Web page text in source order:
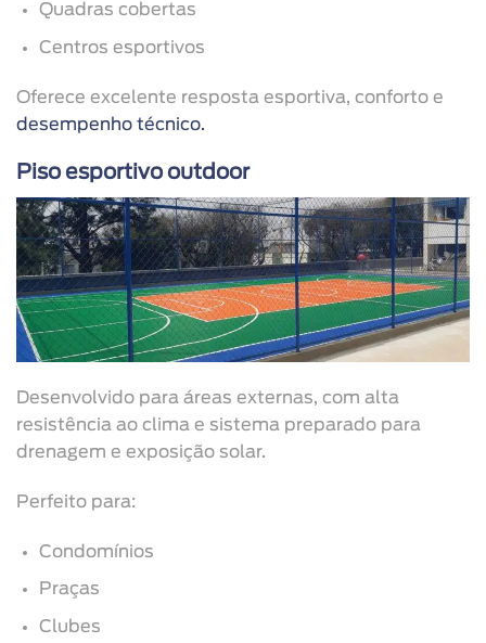
Quadras cobertas
Centros esportivos
Oferece excelente resposta esportiva, conforto e
desempenho técnico.
Piso esportivo outdoor
Desenvolvido para áreas externas, com alta
resistência ao clima e sistema preparado para
drenagem e exposição solar.
Perfeito para:
Condomínios
Praças
Clubes